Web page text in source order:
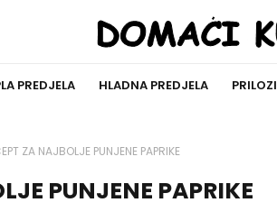
PREDJELA HLADNA PREDJELA PRILOZI
ZA NAJBOLJE PUNJENE PAPRIKE
PUNJENE PAPRIKE